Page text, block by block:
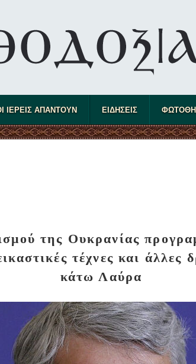
ΙΕΡΕΙΣ ΑΠΑΝΤΟΥΝ ΕΙΔΗΣΕΙΣ
της Ουκρανίας
τέχνες και άλλες
κάτω Λαύρα